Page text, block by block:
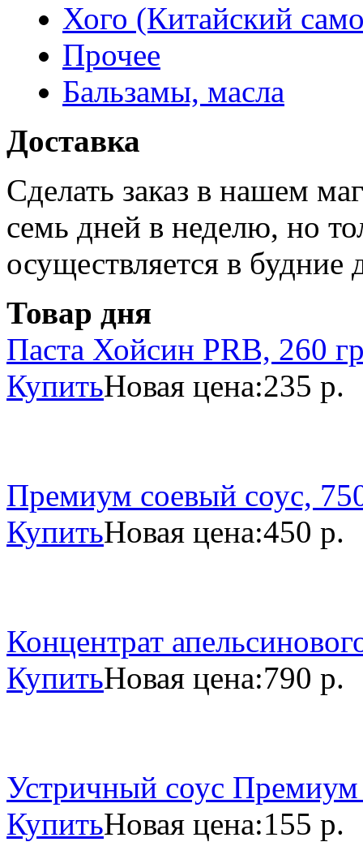
Хого (Китайский
Прочее
Бальзамы, масла
Доставка
Сделать заказ в нашем
семь дней в неделю, но
осуществляется в будние
Товар дня
Паста Хойсин PRB, 260
КупитьНовая цена:235 р.
Премиум соевый соус,
КупитьНовая цена:450 р.
Концентрат
КупитьНовая цена:790 р.
Устричный соус
КупитьНовая цена:155 р.